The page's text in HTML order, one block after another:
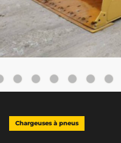
Chargeuses à pneus